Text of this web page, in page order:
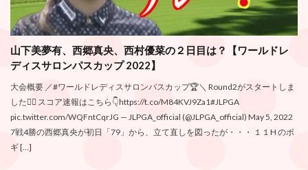
山下美夢有、西郷真央、西村優菜の２日目は？【ワールドレ
ディスサロンパスカップ 2022】
大会概要 ／#ワールドレディスサロンパスカップ🏆＼ Round2がスタートしま
した🏌️‍♀️ スコア速報はこちら👇https://t.co/M84KVJ9Za1#JLPGA
pic.twitter.com/WQFntCqrJG — JLPGA_official (@JLPGA_official) May 5, 2022
7戦4勝の西郷真央が初日「79」から、立て直しを図ったが・・・ １１H のボ
ギ […]